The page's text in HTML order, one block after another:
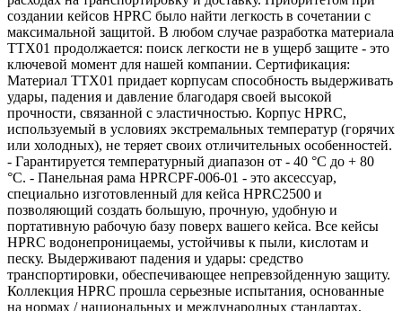
создании кейсов HPRC было найти легкость в сочетании с
максимальной защитой. В любом случае разработка материала
TTX01 продолжается: поиск легкости не в ущерб защите - это
ключевой момент для нашей компании. Сертификация:
Материал TTX01 придает корпусам способность выдерживать
удары, падения и давление благодаря своей высокой
прочности, связанной с эластичностью. Корпус HPRC,
используемый в условиях экстремальных температур (горячих
или холодных), не теряет своих отличительных особенностей.
- Гарантируется температурный диапазон от - 40 °С до + 80
°С. - Панельная рама HPRCPF-006-01 - это аксессуар,
специально изготовленный для кейса HPRC2500 и
позволяющий создать большую, прочную, удобную и
портативную рабочую базу поверх вашего кейса. Все кейсы
HPRC водонепроницаемы, устойчивы к пыли, кислотам и
песку. Выдерживают падения и удары: средство
транспортировки, обеспечивающее непревзойденную защиту.
Коллекция HPRC прошла серьезные испытания, основанные
на нормах / национальных и международных стандартах,